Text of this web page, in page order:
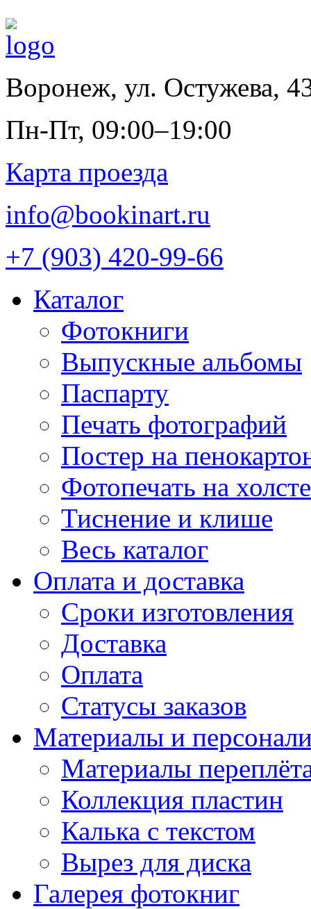
Воронеж, ул. Остужева,
Пн-Пт, 09:00–19:00
Карта проезда
info@bookinart.ru
+7 (903) 420-99-66
Каталог
Фотокниги
Выпускные альбомы
Паспарту
Печать фотографий
Постер на
Фотопечать на холсте
Тиснение и клише
Весь каталог
Оплата и доставка
Сроки изготовления
Доставка
Оплата
Статусы заказов
Материалы и
Материалы
Коллекция пластин
Калька с текстом
Вырез для диска
Галерея фотокниг